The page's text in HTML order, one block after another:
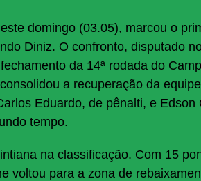
domingo (03.05), marcou o
Diniz. O confronto, disputado
da 14ª rodada do
a recuperação da
Eduardo, de pênalti, e Edson
tempo.
na classificação. Com 15
voltou para a zona de